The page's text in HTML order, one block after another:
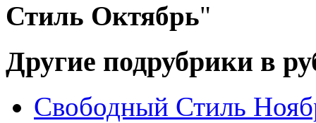
Стиль Октябрь"
Другие подрубрики в
Свободный Стиль